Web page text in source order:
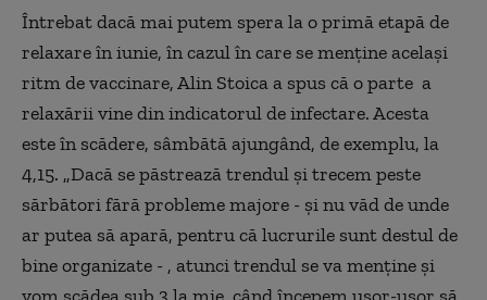
Întrebat dacă mai putem spera la o primă etapă de
relaxare în iunie, în cazul în care se menține același
ritm de vaccinare, Alin Stoica a spus că o parte a
relaxării vine din indicatorul de infectare. Acesta
este în scădere, sâmbătă ajungând, de exemplu, la
4,15. „Dacă se păstrează trendul și trecem peste
sărbători fără probleme majore - și nu văd de unde
ar putea să apară, pentru că lucrurile sunt destul de
bine organizate - , atunci trendul se va menține și